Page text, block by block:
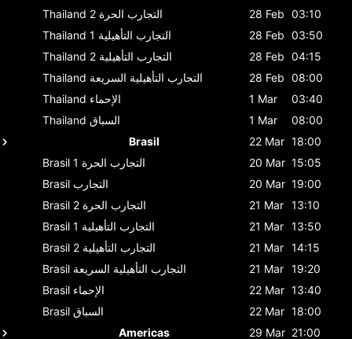
Thailand
التجارب الحرة 2 28 Feb 03:10
Thailand
التجارب التأهيلية 1 28 Feb 03:50
Thailand
التجارب التأهيلية 2 28 Feb 04:15
Thailand التجارب التأهيلية السريعة 28 Feb 08:00
Thailand الإحماء 1 Mar
03:40
Thailand السباق 1 Mar
08:00
Brasil
22 Mar 18:00
Brasil
التجارب الحرة 1 20 Mar 15:05
Brasil التجارب 20 Mar 19:00
Brasil
التجارب الحرة 2 21 Mar 13:10
Brasil
التجارب التأهيلية 1 21 Mar 13:50
Brasil
التجارب التأهيلية 2 21 Mar 14:15
Brasil التجارب التأهيلية السريعة 21 Mar 19:20
Brasil الإحماء 22 Mar 13:40
Brasil السباق 22 Mar 18:00
Americas
29 Mar 21:00